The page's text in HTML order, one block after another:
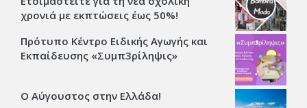
χρονιά με εκπτώσεις έως 50%!
Πρότυπο Κέντρο Ειδικής Αγωγής και
Εκπαίδευσης «Συμπ3ρίληψις»
Ο Αύγουστος στην Ελλάδα!